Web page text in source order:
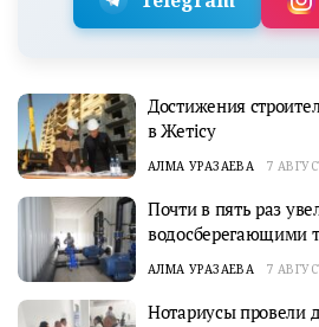
Достижения
в Жетісу
АЛМА УРАЗАЕВА 7
Почти в пять раз
водосберегающими
АЛМА УРАЗАЕВА 7
Нотариусы провели